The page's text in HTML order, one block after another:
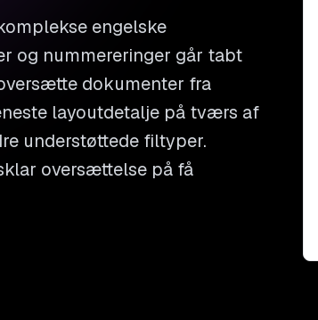
engelske
og nummereringer går tabt
dokumenter fra
layoutdetalje på tværs af
understøttede filtyper.
oversættelse på få